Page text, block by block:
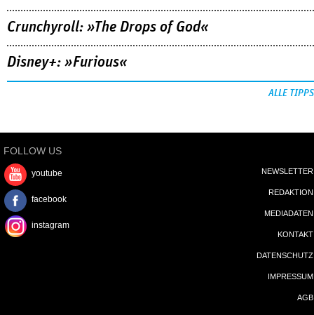
Crunchyroll: »The Drops of God«
Disney+: »Furious«
ALLE TIPPS
FOLLOW US
youtube
facebook
instagram
NEWSLETTER
REDAKTION
MEDIADATEN
KONTAKT
DATENSCHUTZ
IMPRESSUM
AGB